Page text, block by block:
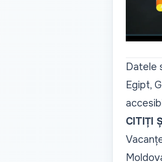
Datele
Egipt,
CITIȚI